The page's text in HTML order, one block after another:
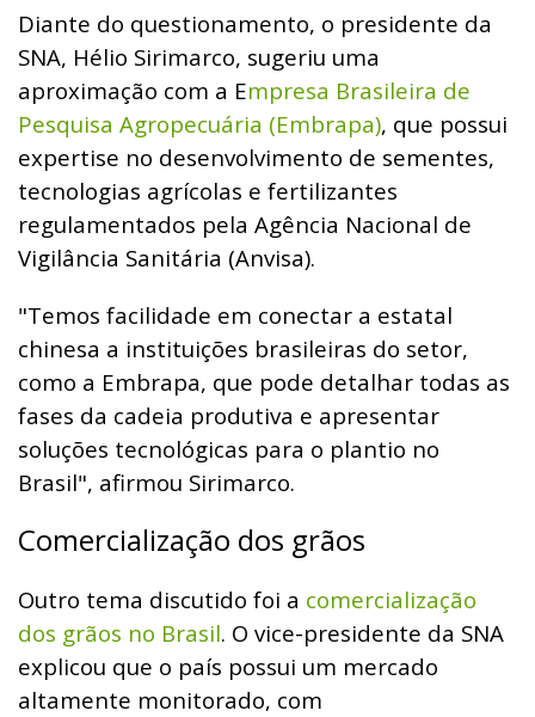
Diante do questionamento, o presidente da
SNA, Hélio Sirimarco, sugeriu uma
aproximação com a Empresa Brasileira de
Pesquisa Agropecuária (Embrapa), que possui
expertise no desenvolvimento de sementes,
tecnologias agrícolas e fertilizantes
regulamentados pela Agência Nacional de
Vigilância Sanitária (Anvisa).
"Temos facilidade em conectar a estatal
chinesa a instituições brasileiras do setor,
como a Embrapa, que pode detalhar todas as
fases da cadeia produtiva e apresentar
soluções tecnológicas para o plantio no
Brasil", afirmou Sirimarco.
Comercialização dos grãos
Outro tema discutido foi a comercialização
dos grãos no Brasil. O vice-presidente da SNA
explicou que o país possui um mercado
altamente monitorado, com